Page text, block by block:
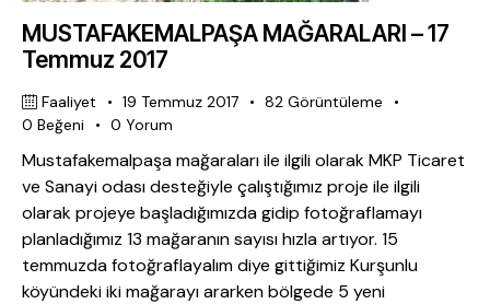
MUSTAFAKEMALPAŞA MAĞARALARI – 17
Temmuz 2017
Faaliyet 19 Temmuz 2017 82 Görüntüleme
0 Beğeni 0 Yorum
Mustafakemalpaşa mağaraları ile ilgili olarak MKP Ticaret
ve Sanayi odası desteğiyle çalıştığımız proje ile ilgili
olarak projeye başladığımızda gidip fotoğraflamayı
planladığımız 13 mağaranın sayısı hızla artıyor. 15
temmuzda fotoğraflayalım diye gittiğimiz Kurşunlu
köyündeki iki mağarayı ararken bölgede 5 yeni